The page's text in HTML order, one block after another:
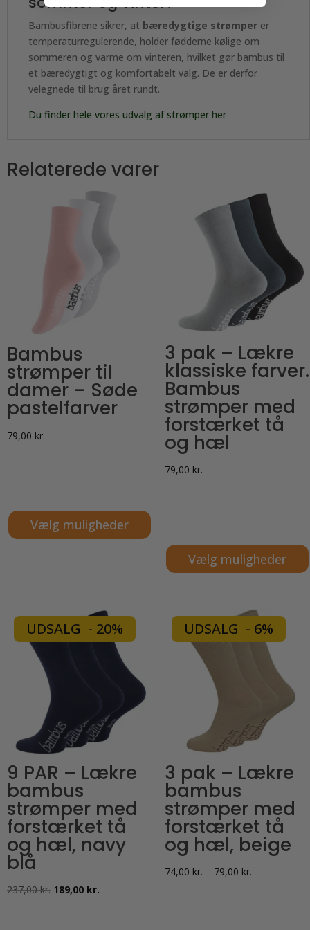
Bambusfibrene sikrer, at bæredygtige strømper er
temperaturregulerende, holder fødderne kølige om
sommeren og varme om vinteren, hvilket gør bambus til
et bæredygtigt og komfortabelt valg. De er derfor
velegnede til brug året rundt.
Du finder hele vores udvalg af strømper her
Relaterede varer
Bambus
strømper til
damer – Søde
pastelfarver
79,00 kr.
Vælg muligheder
varianter.
Mulighederne
varesiden
3 pak – Lækre
klassiske farver.
Bambus
strømper med
forstærket tå
og hæl
79,00 kr.
Vælg muligheder
har
flere
varianter.
Mulighederne
varesiden
UDSALG - 20%
9 PAR – Lækre
bambus
strømper med
forstærket tå
og hæl, navy
blå
237,00kr. Den
189,00 kr.
UDSALG - 6%
3 pak – Lækre
bambus
strømper med
forstærket tå
og hæl, beige
74,00 kr. – 79,00 kr.